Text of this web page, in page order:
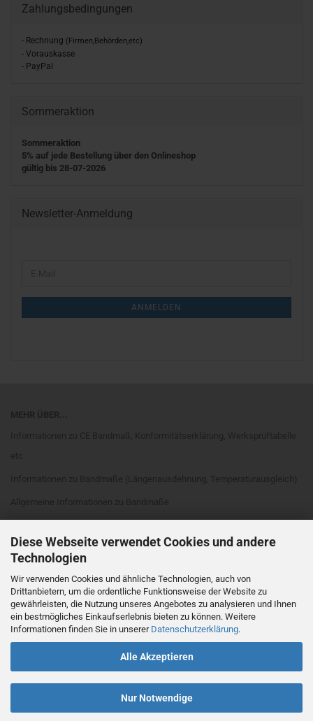
Diese Webseite verwendet Cookies und andere
Technologien
Wir verwenden Cookies und ähnliche Technologien, auch von
Drittanbietern, um die ordentliche Funktionsweise der Website zu
gewährleisten, die Nutzung unseres Angebotes zu analysieren und Ihnen
ein bestmögliches Einkaufserlebnis bieten zu können. Weitere
Informationen finden Sie in unserer Datenschutzerklärung.
Alle Akzeptieren
Nur Notwendige
Zahlungsbedingungen
- Rechnung (Firmen,Behörden,etc)
- Vorauskasse
- PayPal
Sommeraktion
Sommeraktion
5% auf jede Bestellung über den Onlineshop
gültig bis 28-07-2026
Newsletter-Anmeldung
ANMELDEN
Rahmenarten
EG Genauigkeitsklassen
Cookie Einstellungen